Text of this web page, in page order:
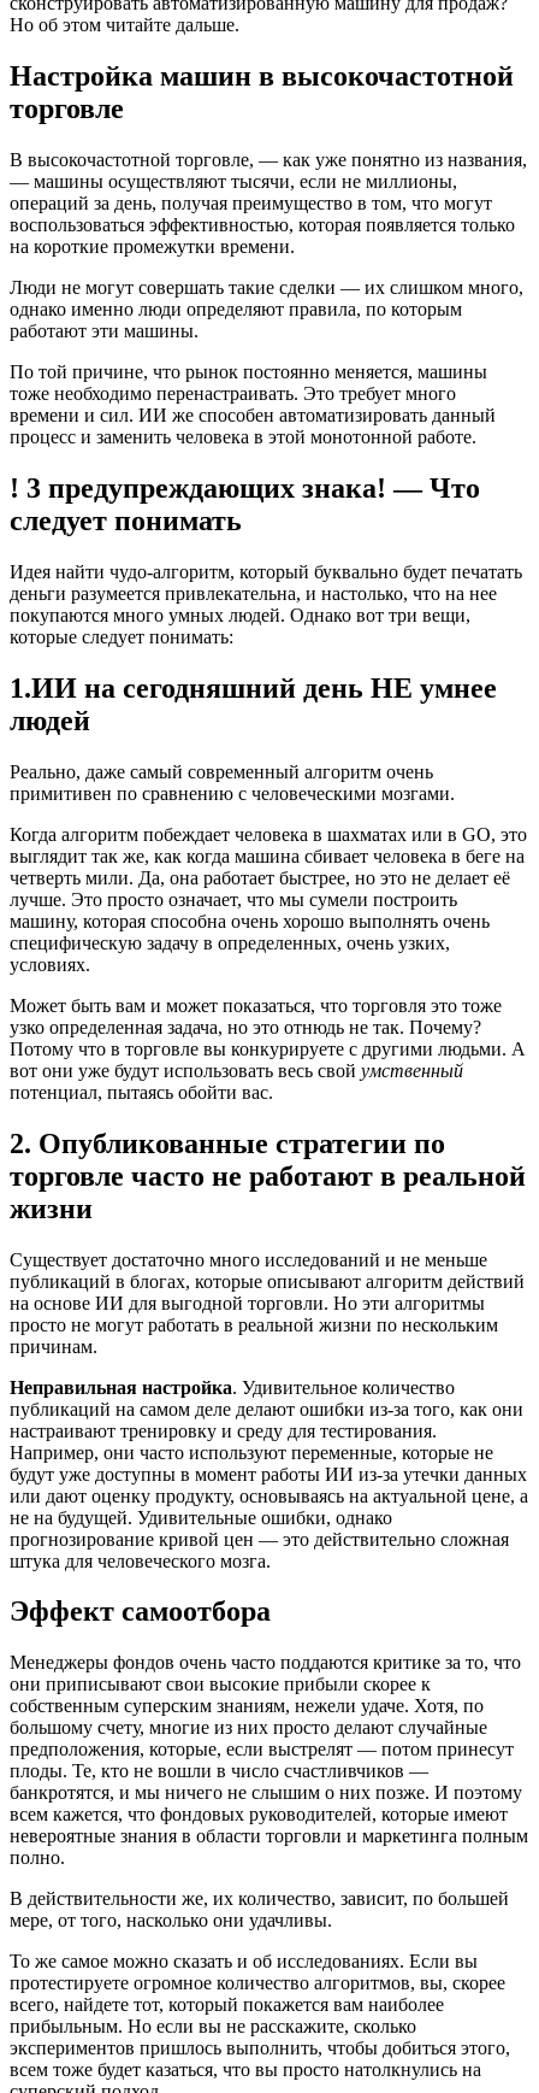
Но об этом читайте дальше.
Настройка машин в высокочастотной
торговле
В высокочастотной торговле, — как уже понятно из названия,
— машины осуществляют тысячи, если не миллионы,
операций за день, получая преимущество в том, что могут
воспользоваться эффективностью, которая появляется только
на короткие промежутки времени.
Люди не могут совершать такие сделки — их слишком много,
однако именно люди определяют правила, по которым
работают эти машины.
По той причине, что рынок постоянно меняется, машины
тоже необходимо перенастраивать. Это требует много
времени и сил. ИИ же способен автоматизировать данный
процесс и заменить человека в этой монотонной работе.
! 3 предупреждающих знака! — Что
следует понимать
Идея найти чудо-алгоритм, который буквально будет печатать
деньги разумеется привлекательна, и настолько, что на нее
покупаются много умных людей. Однако вот три вещи,
которые следует понимать:
1.ИИ на сегодняшний день НЕ умнее
людей
Реально, даже самый современный алгоритм очень
примитивен по сравнению с человеческими мозгами.
Когда алгоритм побеждает человека в шахматах или в GO, это
выглядит так же, как когда машина сбивает человека в беге на
четверть мили. Да, она работает быстрее, но это не делает её
лучше. Это просто означает, что мы сумели построить
машину, которая способна очень хорошо выполнять очень
специфическую задачу в определенных, очень узких,
условиях.
Может быть вам и может показаться, что торговля это тоже
узко определенная задача, но это отнюдь не так. Почему?
Потому что в торговле вы конкурируете с другими людьми. А
вот они уже будут использовать весь свой умственный
потенциал, пытаясь обойти вас.
2. Опубликованные стратегии по
торговле часто не работают в реальной
жизни
Существует достаточно много исследований и не меньше
публикаций в блогах, которые описывают алгоритм действий
на основе ИИ для выгодной торговли. Но эти алгоритмы
просто не могут работать в реальной жизни по нескольким
причинам.
Неправильная настройка. Удивительное количество
публикаций на самом деле делают ошибки из-за того, как они
настраивают тренировку и среду для тестирования.
Например, они часто используют переменные, которые не
будут уже доступны в момент работы ИИ из-за утечки данных
или дают оценку продукту, основываясь на актуальной цене, а
не на будущей. Удивительные ошибки, однако
прогнозирование кривой цен — это действительно сложная
штука для человеческого мозга.
Эффект самоотбора
Менеджеры фондов очень часто поддаются критике за то, что
они приписывают свои высокие прибыли скорее к
собственным суперским знаниям, нежели удаче. Хотя, по
большому счету, многие из них просто делают случайные
предположения, которые, если выстрелят — потом принесут
плоды. Те, кто не вошли в число счастливчиков —
банкротятся, и мы ничего не слышим о них позже. И поэтому
всем кажется, что фондовых руководителей, которые имеют
невероятные знания в области торговли и маркетинга полным
полно.
В действительности же, их количество, зависит, по большей
мере, от того, насколько они удачливы.
То же самое можно сказать и об исследованиях. Если вы
протестируете огромное количество алгоритмов, вы, скорее
всего, найдете тот, который покажется вам наиболее
прибыльным. Но если вы не расскажите, сколько
экспериментов пришлось выполнить, чтобы добиться этого,
всем тоже будет казаться, что вы просто натолкнулись на